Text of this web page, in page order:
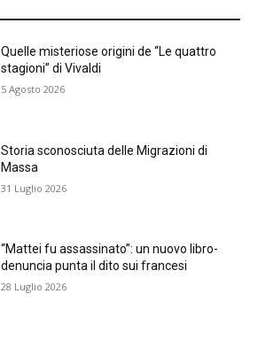
Quelle misteriose origini de “Le quattro
stagioni” di Vivaldi
5 Agosto 2026
Storia sconosciuta delle Migrazioni di
Massa
31 Luglio 2026
“Mattei fu assassinato”: un nuovo libro-
denuncia punta il dito sui francesi
28 Luglio 2026